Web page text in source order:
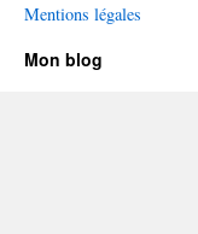
Mentions légales
Mon blog